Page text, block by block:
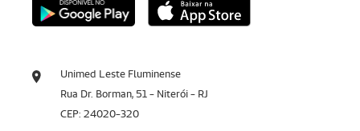
Unimed Leste Fluminense
Rua Dr. Borman, 51 - Niterói - RJ
CEP: 24020-320